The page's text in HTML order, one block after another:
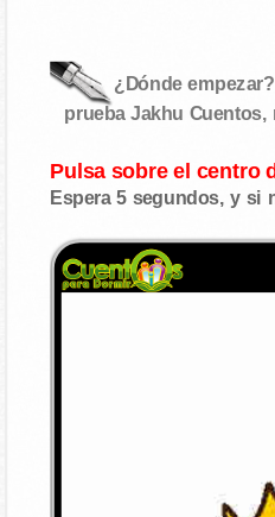
¿Dónde
prueba Jakhu Cuentos,
Pulsa sobre el centro
Espera 5 segundos, y si